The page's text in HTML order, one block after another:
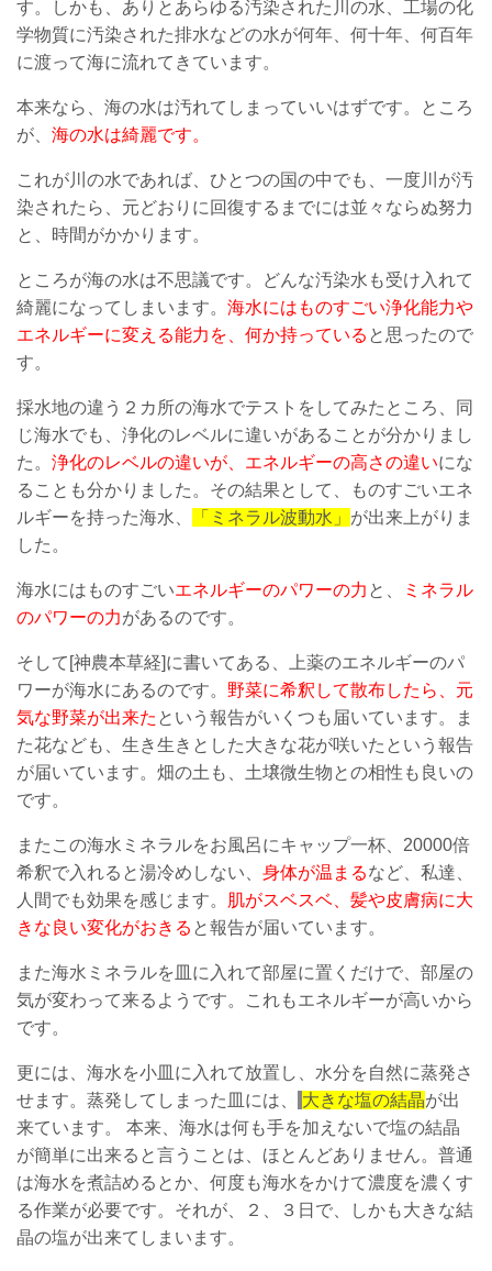
す。しかも、ありとあらゆる汚染された川の水、工場の化
学物質に汚染された排水などの水が何年、何十年、何百年
に渡って海に流れてきています。
本来なら、海の水は汚れてしまっていいはずです。ところ
が、 海の水は綺麗です。
これが川の水であれば、ひとつの国の中でも、一度川が汚
染されたら、元どおりに回復するまでには並々ならぬ努力
と、時間がかかります。
ところが海の水は不思議です。どんな汚染水も受け入れて
綺麗になってしまいます。 海水にはものすごい浄化能力や
エネルギーに変える能力を、何か持っている と思ったので
す。
採水地の違う２カ所の海水でテストをしてみたところ、同
じ海水でも、浄化のレベルに違いがあることが分かりまし
た。 浄化のレベルの違いが、エネルギーの高さの違いにな
ることも分かりました。その結果として、ものすごいエネ
ルギーを持った海水、
「ミネラル波動水」 が出来上がりま
した。
海水にはものすごいエネルギーのパワーの力 と、
ミネラル
のパワーの力があるのです。
そして[神農本草経]に書いてある、上薬のエネルギーのパ
ワーが海水にあるのです。 野菜に希釈して散布したら、元
気な野菜が出来た という報告がいくつも届いています。ま
た花なども、生き生きとした大きな花が咲いたという報告
が届いています。畑の土も、土壌微生物との相性も良いの
です。
またこの海水ミネラルをお風呂にキャップ一杯、20000倍
希釈で入れると湯冷めしない、 身体が温まるなど、私達、
人間でも効果を感じます。 肌がスベスベ、髪や皮膚病に大
きな良い変化がおきる と報告が届いています。
また海水ミネラルを皿に入れて部屋に置くだけで、部屋の
気が変わって来るようです。これもエネルギーが高いから
です。
更には、海水を小皿に入れて放置し、水分を自然に蒸発さ
せます。蒸発してしまった皿には、
大きな塩の結晶が出
来ています。 本来、海水は何も手を加えないで塩の結晶
が簡単に出来ると言うことは、ほとんどありません。普通
は海水を煮詰めるとか、何度も海水をかけて濃度を濃くす
る作業が必要です。それが、２、３日で、しかも大きな結
晶の塩が出来てしまいます。